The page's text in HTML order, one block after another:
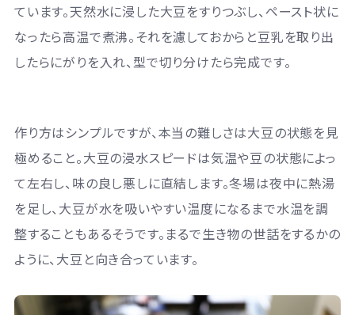
ています。天然水に浸した大豆をすりつぶし、ペースト状に
なったら高温で煮沸。それを濾しておからと豆乳を取り出
したらにがりを入れ、型で切り分けたら完成です。
作り方はシンプルですが、本当の難しさは大豆の状態を見
極めること。大豆の浸水スピードは気温や豆の状態によっ
て左右し、味の良し悪しに直結します。冬場は夜中に熱湯
を足し、大豆が水を吸いやすい温度になるまで水温を調
整することもあるそうです。まるで生き物の世話をするかの
ように、大豆と向き合っています。